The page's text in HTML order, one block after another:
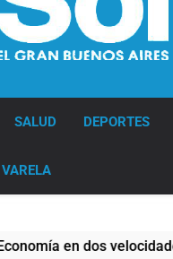
SALUD DEPORTES